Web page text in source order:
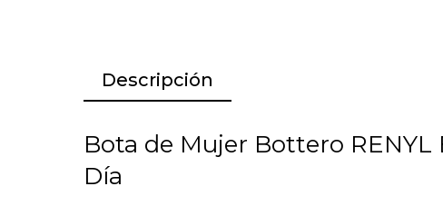
Descripción
Bota de Mujer Bottero RENYL
Día